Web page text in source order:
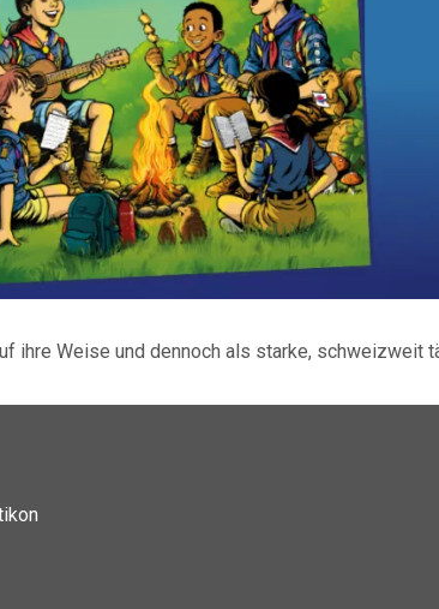
ihre Weise und dennoch als starke, schweizweit